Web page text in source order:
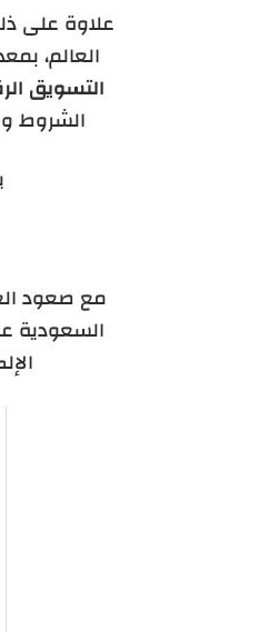
علاوة على
العالم،
التسويق
الشروط
مع صعود
السعودية